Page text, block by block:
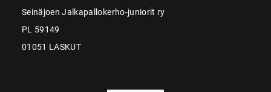
Seinäjoen Jalkapallokerho-juniorit ry
PL 59149
01051 LASKUT